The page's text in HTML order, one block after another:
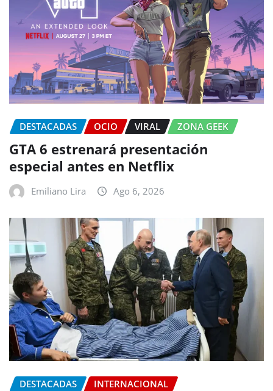
DESTACADAS OCIO VIRAL ZONA GEEK
GTA 6 estrenará presentación
especial antes en Netflix
Emiliano Lira Ago 6, 2026
DESTACADAS INTERNACIONAL